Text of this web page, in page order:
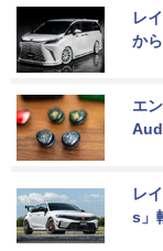
レ
か
エ
レ
s」